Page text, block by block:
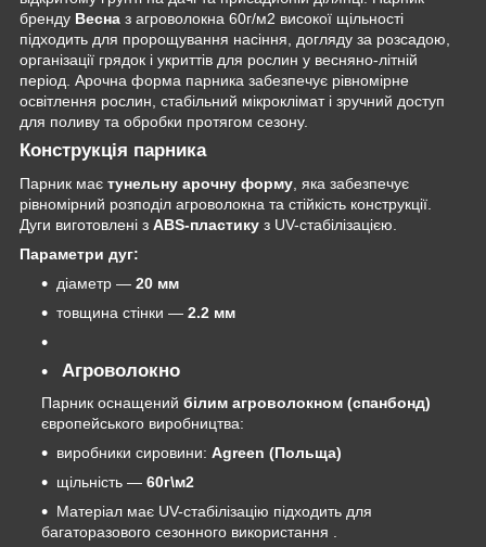
бренду Весна з агроволокна 60г/м2 високої щільності
підходить для пророщування насіння, догляду за розсадою,
організації грядок і укриттів для рослин у весняно-літній
період. Арочна форма парника забезпечує рівномірне
освітлення рослин, стабільний мікроклімат і зручний доступ
для поливу та обробки протягом сезону.
Конструкція парника
Парник має тунельну арочну форму , яка забезпечує
рівномірний розподіл агроволокна та стійкість конструкції.
Дуги виготовлені з ABS-пластику з UV-стабілізацією.
Параметри дуг:
діаметр — 20 мм
товщина стінки — 2.2 мм
Агроволокно
Парник оснащений білим агроволокном (спанбонд)
європейського виробництва:
виробники сировини: Agreen (Польща)
щільність — 60г\м2
Матеріал має UV-стабілізацію підходить для
багаторазового сезонного використання .